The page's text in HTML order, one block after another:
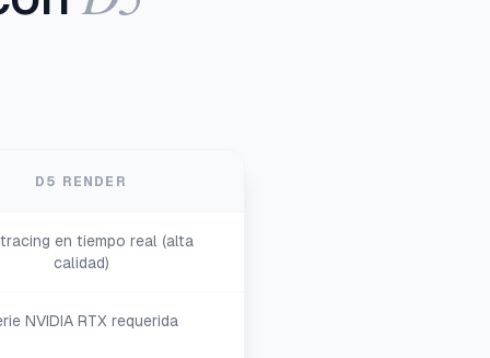
D5 RENDER
en tiempo real (alta
calidad)
NVIDIA RTX requerida